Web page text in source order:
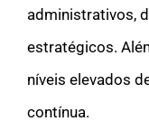
administrativos,
estratégicos.
níveis elevados
contínua.